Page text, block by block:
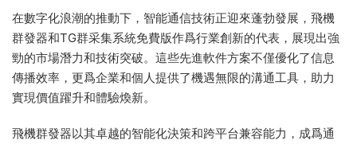
在數字化浪潮的推動下，智能通信技術正迎來蓬勃發展，飛機
群發器和TG群采集系統免費版作爲行業創新的代表，展現出強
勁的市場潛力和技術突破。這些先進軟件方案不僅優化了信息
傳播效率，更爲企業和個人提供了機遇無限的溝通工具，助力
實現價值躍升和體驗煥新。
飛機群發器以其卓越的智能化決策和跨平台兼容能力，成爲通